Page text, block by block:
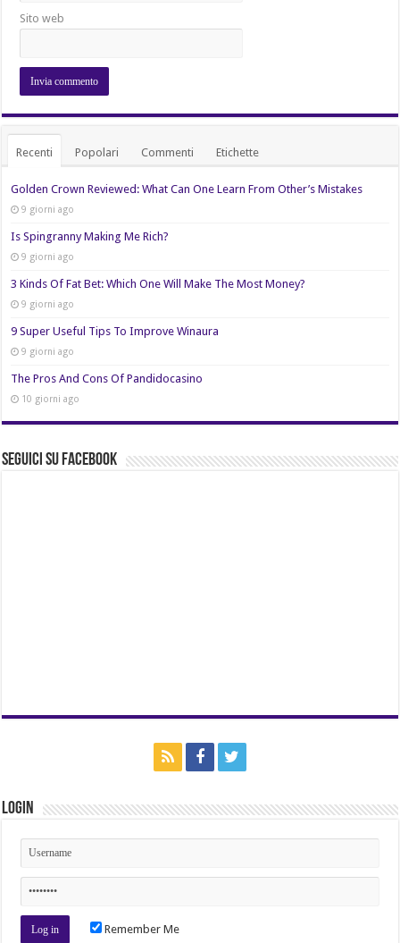
Sito web
Recenti Popolari Commenti Etichette
Golden Crown Reviewed: What Can One Learn From Other’s Mistakes
9 giorni ago
Is Spingranny Making Me Rich?
9 giorni ago
3 Kinds Of Fat Bet: Which One Will Make The Most Money?
9 giorni ago
9 Super Useful Tips To Improve Winaura
9 giorni ago
The Pros And Cons Of Pandidocasino
10 giorni ago
Seguici su Facebook
Login
Remember Me